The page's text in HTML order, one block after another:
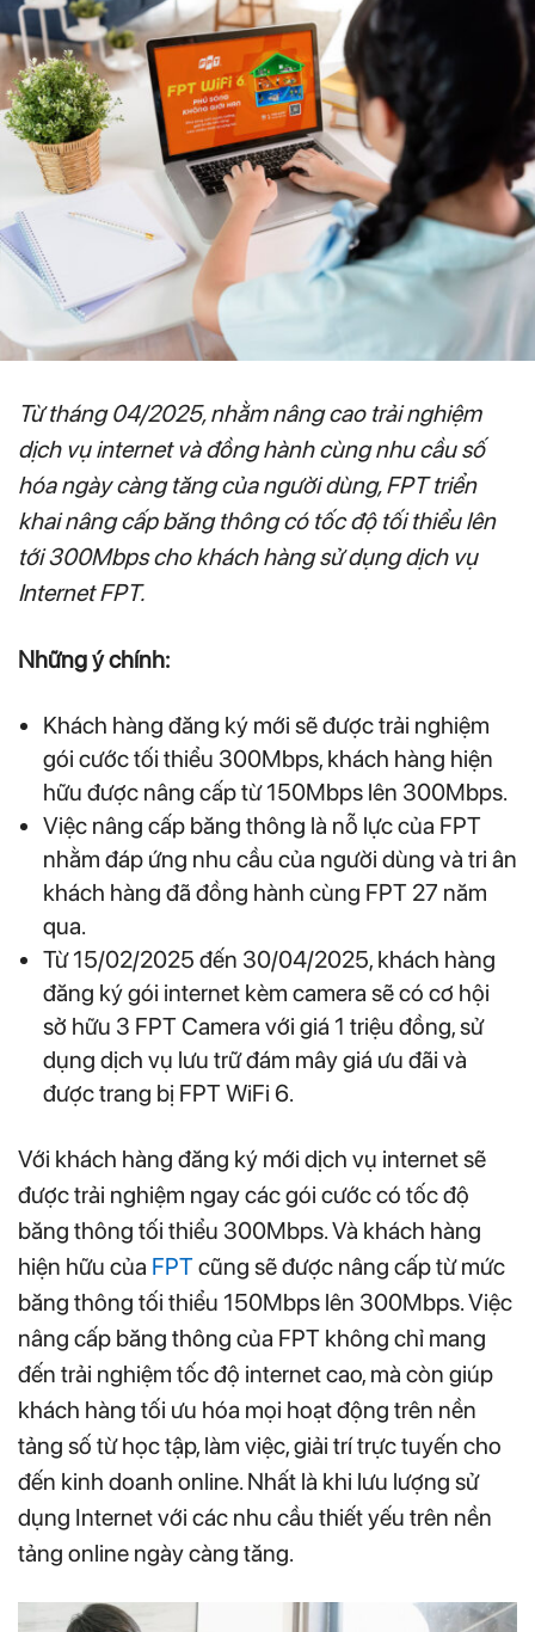
Từ tháng 04/2025, nhằm nâng cao trải nghiệm
dịch vụ internet và đồng hành cùng nhu cầu số
hóa ngày càng tăng của người dùng, FPT triển
khai nâng cấp băng thông có tốc độ tối thiểu lên
tới 300Mbps cho khách hàng sử dụng dịch vụ
Internet FPT.
Những ý chính:
Khách hàng đăng ký mới sẽ được trải nghiệm
gói cước tối thiểu 300Mbps, khách hàng hiện
hữu được nâng cấp từ 150Mbps lên 300Mbps.
Việc nâng cấp băng thông là nỗ lực của FPT
nhằm đáp ứng nhu cầu của người dùng và tri ân
khách hàng đã đồng hành cùng FPT 27 năm
qua.
Từ 15/02/2025 đến 30/04/2025, khách hàng
đăng ký gói internet kèm camera sẽ có cơ hội
sở hữu 3 FPT Camera với giá 1 triệu đồng, sử
dụng dịch vụ lưu trữ đám mây giá ưu đãi và
được trang bị FPT WiFi 6.
Với khách hàng đăng ký mới dịch vụ internet sẽ
được trải nghiệm ngay các gói cước có tốc độ
băng thông tối thiểu 300Mbps. Và khách hàng
hiện hữu của FPTcũng sẽ được nâng cấp từ mức
băng thông tối thiểu 150Mbps lên 300Mbps. Việc
nâng cấp băng thông của FPT không chỉ mang
đến trải nghiệm tốc độ internet cao, mà còn giúp
khách hàng tối ưu hóa mọi hoạt động trên nền
tảng số từ học tập, làm việc, giải trí trực tuyến cho
đến kinh doanh online. Nhất là khi lưu lượng sử
dụng Internet với các nhu cầu thiết yếu trên nền
tảng online ngày càng tăng.